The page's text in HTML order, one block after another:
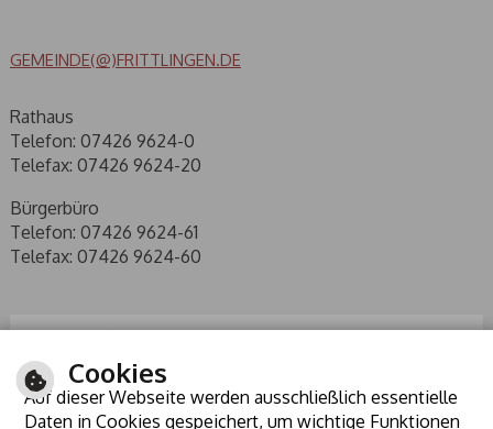
GEMEINDE(@)FRITTLINGEN.DE
Rathaus
Telefon: 07426 9624-0
Telefax: 07426 9624-20
Bürgerbüro
Telefon: 07426 9624-61
Telefax: 07426 9624-60
Cookies
Auf dieser Webseite werden ausschließlich essentielle
Daten in Cookies gespeichert, um wichtige Funktionen